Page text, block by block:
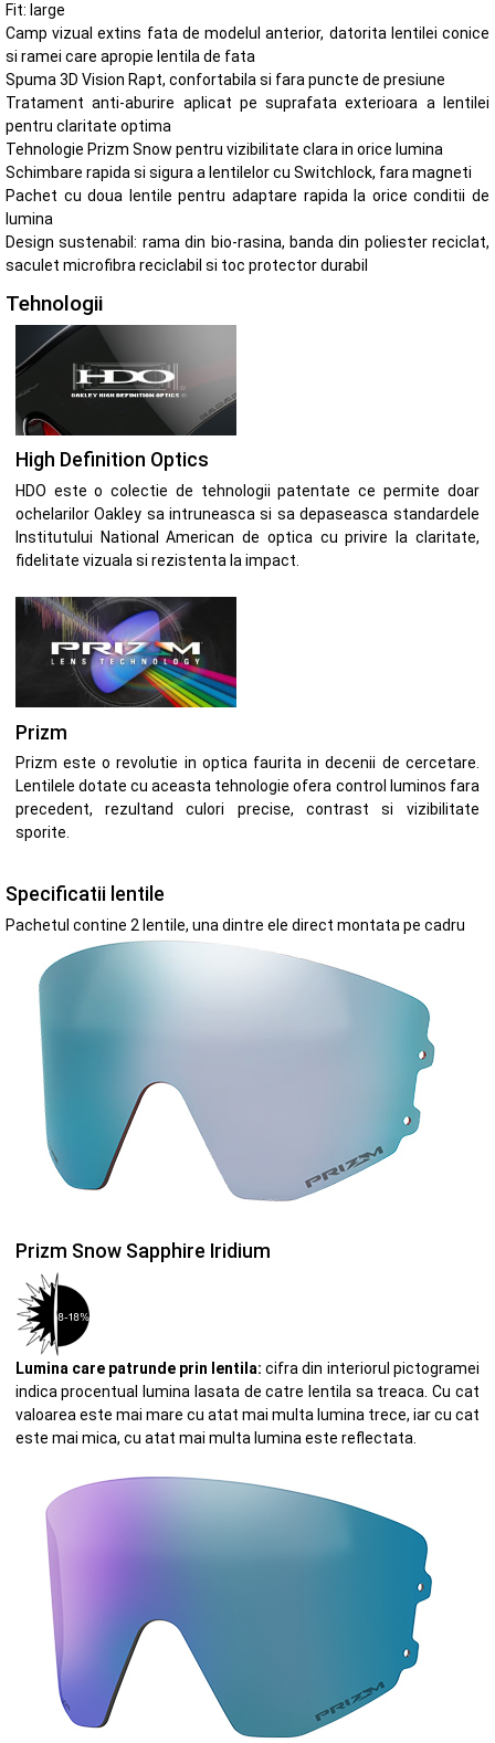
Fit: large
Camp vizual extins fata de modelul anterior, datorita lentilei conice
si ramei care apropie lentila de fata
Spuma 3D Vision Rapt, confortabila si fara puncte de presiune
Tratament anti-aburire aplicat pe suprafata exterioara a lentilei
pentru claritate optima
Tehnologie Prizm Snow pentru vizibilitate clara in orice lumina
Schimbare rapida si sigura a lentilelor cu Switchlock, fara magneti
Pachet cu doua lentile pentru adaptare rapida la orice conditii de
lumina
Design sustenabil: rama din bio-rasina, banda din poliester reciclat,
saculet microfibra reciclabil si toc protector durabil
Tehnologii
High Definition Optics
HDO este o colectie de tehnologii patentate ce permite doar
ochelarilor Oakley sa intruneasca si sa depaseasca standardele
Institutului National American de optica cu privire la claritate,
fidelitate vizuala si rezistenta la impact.
Prizm
Prizm este o revolutie in optica faurita in decenii de cercetare.
Lentilele dotate cu aceasta tehnologie ofera control luminos fara
precedent, rezultand culori precise, contrast si vizibilitate
sporite.
Specificatii lentile
Pachetul contine 2 lentile, una dintre ele direct montata pe cadru
Prizm Snow Sapphire Iridium
Lumina care patrunde prin lentila: cifra din interiorul pictogramei
indica procentual lumina lasata de catre lentila sa treaca. Cu cat
valoarea este mai mare cu atat mai multa lumina trece, iar cu cat
este mai mica, cu atat mai multa lumina este reflectata.